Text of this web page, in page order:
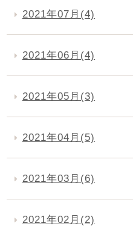
2021年07月(4)
2021年06月(4)
2021年05月(3)
2021年04月(5)
2021年03月(6)
2021年02月(2)